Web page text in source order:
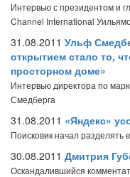
Интервью с президентом и
Channel International
31.08.2011 Ульф
открытием стало то,
просторном доме»
Интервью директора по
Смедберга
31.08.2011 «Яндекс»
Поисковик начал разделять
30.08.2011 Дмитрия
Оскандалившийся